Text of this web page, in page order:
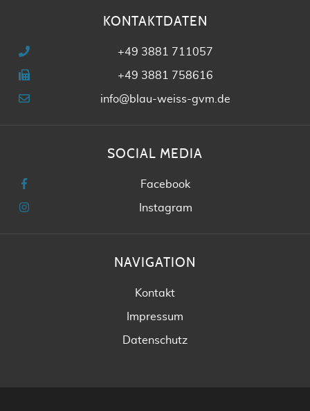
KONTAKTDATEN
+49 3881 711057
+49 3881 758616
info@blau-weiss-gvm.de
SOCIAL MEDIA
Facebook
Instagram
NAVIGATION
Kontakt
Impressum
Datenschutz